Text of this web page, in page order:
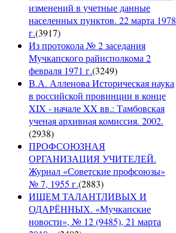
изменений в учетные данные
населенных пунктов. 22 марта 1978
г.(3917)
Из протокола № 2 заседания
Мучкапского райисполкома 2
февраля 1971 г.(3249)
В.А. Алленова Историческая наука
в российской провинции в конце
XIX - начале XX вв.: Тамбовская
ученая архивная комиссия. 2002.
(2938)
ПРОФСОЮЗНАЯ
ОРГАНИЗАЦИЯ УЧИТЕЛЕЙ.
Журнал «Советские профсоюзы»
№ 7, 1955 г.(2883)
ИЩЕМ ТАЛАНТЛИВЫХ И
ОДАРЁННЫХ. «Мучкапские
новости», № 12 (9485), 21 марта